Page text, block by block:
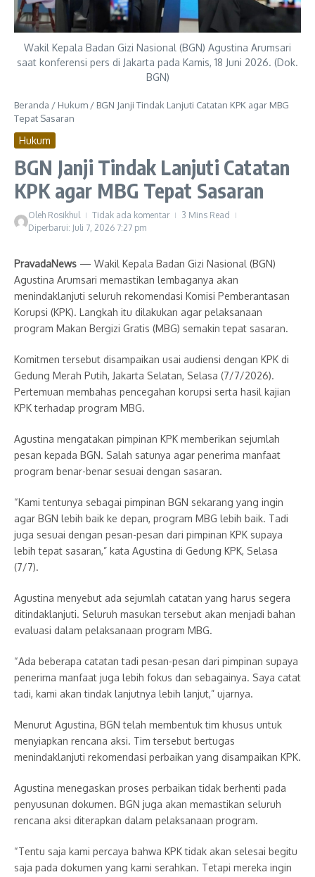
Wakil Kepala Badan Gizi Nasional (BGN) Agustina Arumsari
saat konferensi pers di Jakarta pada Kamis, 18 Juni 2026. (Dok.
BGN)
Beranda / Hukum / BGN Janji Tindak Lanjuti Catatan KPK agar MBG
Tepat Sasaran
Hukum
BGN Janji Tindak Lanjuti Catatan
KPK agar MBG Tepat Sasaran
Oleh Rosikhul Tidak ada komentar
3 Mins Read
Diperbarui: Juli 7, 2026 7:27 pm
PravadaNews — Wakil Kepala Badan Gizi Nasional (BGN)
Agustina Arumsari memastikan lembaganya akan
menindaklanjuti seluruh rekomendasi Komisi Pemberantasan
Korupsi (KPK). Langkah itu dilakukan agar pelaksanaan
program Makan Bergizi Gratis (MBG) semakin tepat sasaran.
Komitmen tersebut disampaikan usai audiensi dengan KPK di
Gedung Merah Putih, Jakarta Selatan, Selasa (7/7/2026).
Pertemuan membahas pencegahan korupsi serta hasil kajian
KPK terhadap program MBG.
Agustina mengatakan pimpinan KPK memberikan sejumlah
pesan kepada BGN. Salah satunya agar penerima manfaat
program benar-benar sesuai dengan sasaran.
“Kami tentunya sebagai pimpinan BGN sekarang yang ingin
agar BGN lebih baik ke depan, program MBG lebih baik. Tadi
juga sesuai dengan pesan-pesan dari pimpinan KPK supaya
lebih tepat sasaran,” kata Agustina di Gedung KPK, Selasa
(7/7).
Agustina menyebut ada sejumlah catatan yang harus segera
ditindaklanjuti. Seluruh masukan tersebut akan menjadi bahan
evaluasi dalam pelaksanaan program MBG.
“Ada beberapa catatan tadi pesan-pesan dari pimpinan supaya
penerima manfaat juga lebih fokus dan sebagainya. Saya catat
tadi, kami akan tindak lanjutnya lebih lanjut,” ujarnya.
Menurut Agustina, BGN telah membentuk tim khusus untuk
menyiapkan rencana aksi. Tim tersebut bertugas
menindaklanjuti rekomendasi perbaikan yang disampaikan KPK.
Agustina menegaskan proses perbaikan tidak berhenti pada
penyusunan dokumen. BGN juga akan memastikan seluruh
rencana aksi diterapkan dalam pelaksanaan program.
“Tentu saja kami percaya bahwa KPK tidak akan selesai begitu
saja pada dokumen yang kami serahkan. Tetapi mereka ingin